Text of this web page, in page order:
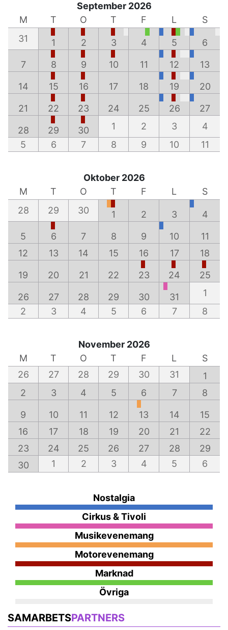
September 2026
M
T O T F L
S
31
1 2 3 4 5 6
7 8 9 10 11 12 13
14 15 16 17 18 19 20
21 22 23 24 25 26 27
28 29 30 1 2 3
4
5
6 7 8 9 10 11
Oktober 2026
M
T O T F L
S
28
29 30 1 2 3 4
5 6 7 8 9 10
11
12
13 14 15 16 17 18
19 20 21 22 23 24 25
26 27 28 29 30 31
1
2
3 4 5 6 7 8
November 2026
M
T O T F L
S
26
27 28 29 30 31
1
2
3 4 5 6 7 8
9 10 11 12 13 14
15
16
17 18 19 20 21
22
23
24 25 26 27 28
29
30
1 2 3 4 5 6
Nostalgia
Cirkus & Tivoli
Musikevenemang
Motorevenemang
Marknad
Övriga
SAMARBETSPARTNERS